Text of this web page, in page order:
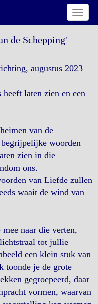
Toggle
de Schepping'
augustus 2023
laten zien en een
van de
woorden
zien in die
ons.
van Liefde zullen
waait de wind van
naar die verten,
lichtstraal tot jullie
een klein stuk van
toonde je de grote
gegroepeerd, daar
vormen, waarvan